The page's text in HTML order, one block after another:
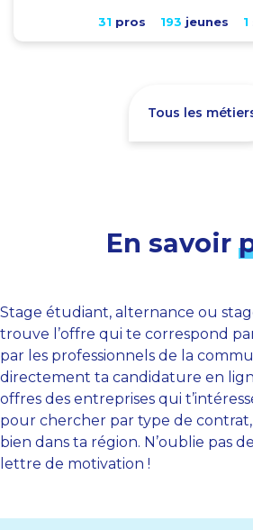
31 pros 193 jeunes 1
Tous les
En savoir
Stage étudiant, alternance ou
trouve l’offre qui te correspond
par les professionnels de la
directement ta candidature en
offres des entreprises qui
pour chercher par type de
bien dans ta région. N’oublie pas
lettre de motivation !